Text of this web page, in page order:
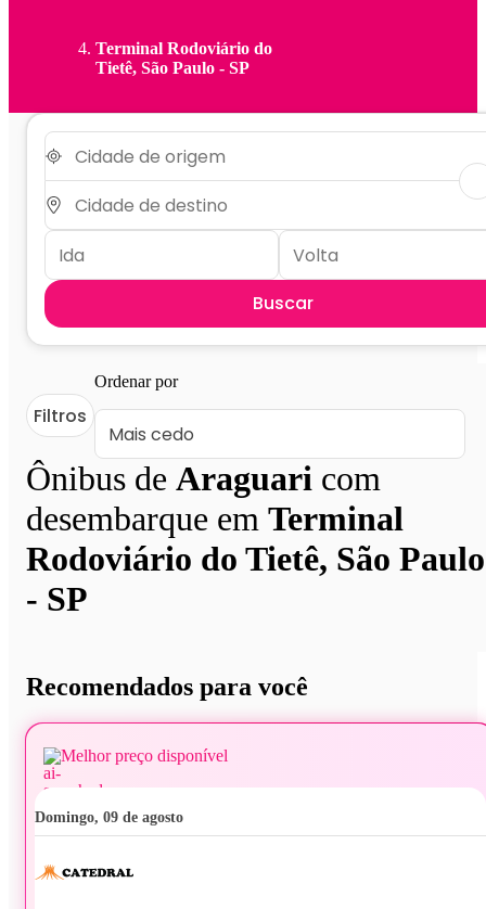
Terminal Rodoviário do
Tietê, São Paulo - SP
Buscar
Ônibus de Araguari com
desembarque em Terminal
Rodoviário do Tietê, São Paulo
- SP
Filtros
Ordenar por
Recomendados para você
Melhor preço disponível
domingo, 09 de agosto